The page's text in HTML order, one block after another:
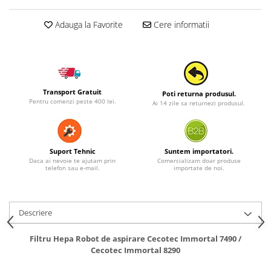
Adauga la Favorite Cere informatii
Transport Gratuit
Pentru comenzi peste 400 lei.
Poti returna produsul.
Ai 14 zile sa returnezi produsul.
Suport Tehnic
Daca ai nevoie te ajutam prin
telefon sau e-mail.
Suntem importatori.
Comercializam doar produse
importate de noi.
Descriere
Filtru Hepa Robot de aspirare Cecotec Immortal 7490 /
Cecotec Immortal 8290